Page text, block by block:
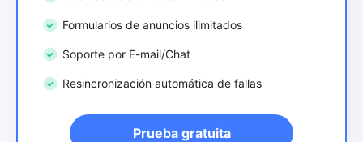
Formularios de anuncios ilimitados
Soporte por E-mail/Chat
Resincronización automática de fallas
Prueba gratuita